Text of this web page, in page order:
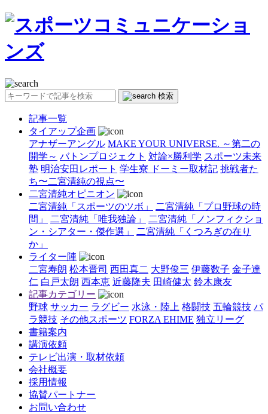
検索
記事一覧
タイアップ企画
アナザーアングル MAKE YOUR UNIVERSE. ～第二の
開学～ バトンプロジェクト 対論×勝利学 スポーツ未来
塾 明治安田レポート 学生寮 ドーミー取材記 挑戦者た
ち〜二宮清純の視点〜
二宮清純オピニオン
二宮清純「スポーツのツボ」
二宮清純「プロ野球の時
間」
二宮清純「唯我独論」
二宮清純「ノンフィクショ
ン・シアター・傑作選」
二宮清純「くつろぎの在り
か」
ライター陣
二宮寿朗 松本晋司 西田真二 大野俊三 伊藤数子 金子達
仁 白戸太朗 西本恵 近藤隆夫 田崎健太 鈴木康友
記事カテゴリー
野球 サッカー ラグビー 水泳・陸上 格闘技 五輪競技 パ
ラ競技 その他スポーツ FORZA EHIME 独立リーグ
書籍案内
講演依頼
テレビ出演・取材依頼
会社概要
採用情報
協賛パートナー
お問い合わせ